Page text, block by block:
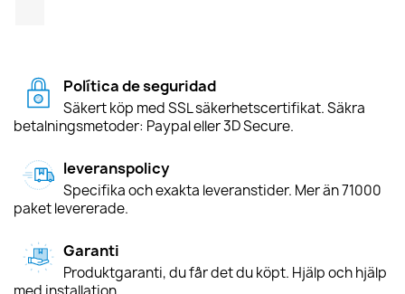
Política de seguridad
Säkert köp med SSL säkerhetscertifikat. Säkra
betalningsmetoder: Paypal eller 3D Secure.
leveranspolicy
Specifika och exakta leveranstider. Mer än 71000
paket levererade.
Garanti
Produktgaranti, du får det du köpt. Hjälp och hjälp